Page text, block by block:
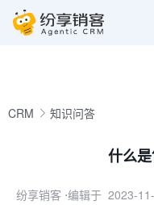
CRM 知识问答
什么是
纷享销客 ⋅编辑于 2023-